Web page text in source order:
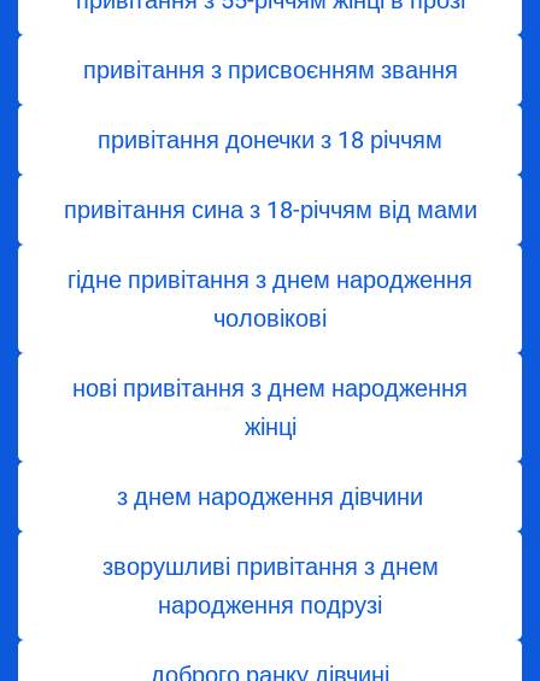
привітання з присвоєнням звання
привітання донечки з 18 річчям
привітання сина з 18-річчям від мами
гідне привітання з днем народження
чоловікові
нові привітання з днем народження
жінці
з днем ​​народження дівчини
зворушливі привітання з днем
народження подрузі
доброго ранку дівчині